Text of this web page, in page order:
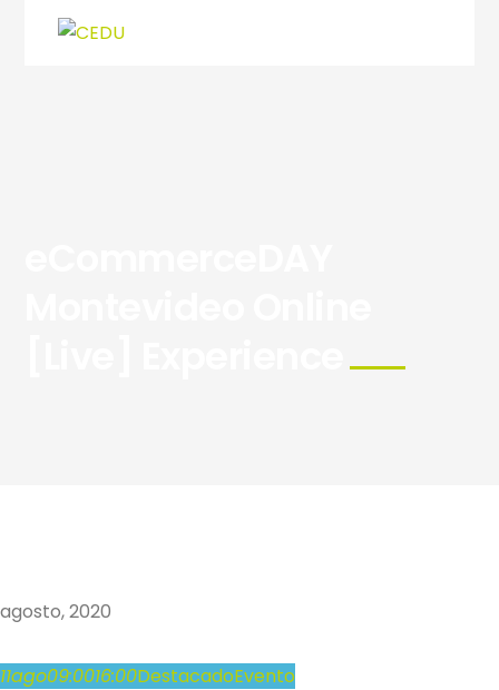
agosto, 2020
11ago09:0016:00DestacadoEvento